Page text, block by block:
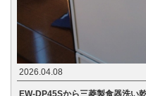
2026.04.08